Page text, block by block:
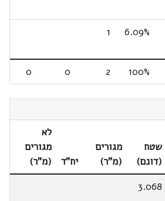
6.09%
1
100%
2
0
0
שטח
(דונם)
מגורים
(מ"ר)
יח"ד
לא
מגורים
(מ"ר)
3.068